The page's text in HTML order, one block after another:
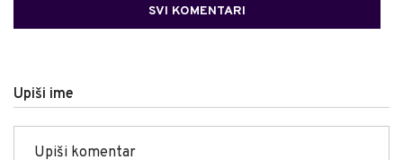
SVI KOMENTARI
Upiši ime